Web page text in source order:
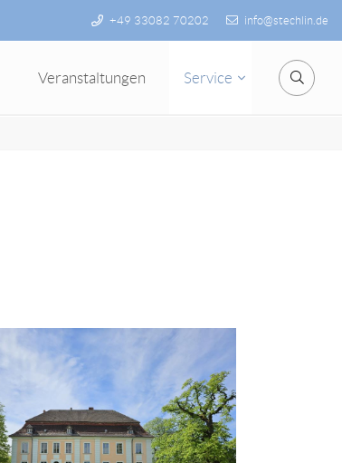
+49 33082 70202 info@stechlin.de
Veranstaltungen Service Suche